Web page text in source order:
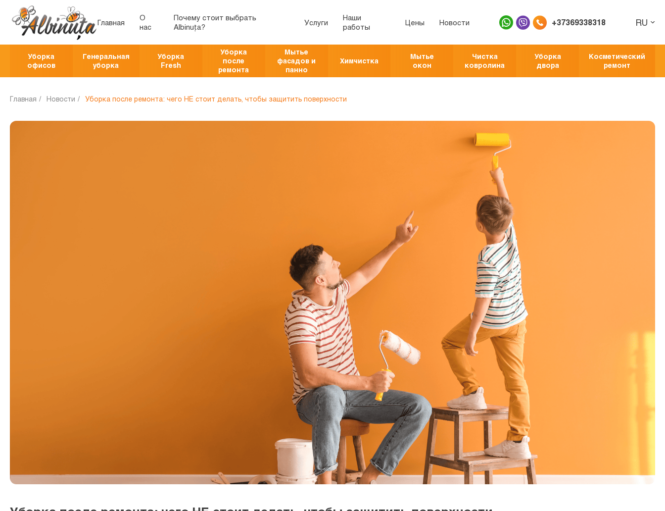
Главная
О
нас
Почему стоит выбрать
Albinuța?
Услуги
Наши
работы
Цены Новости +37369338318 RU
Уборка
офисов
Генеральная
уборка
Уборка
Fresh
Уборка
после
ремонта
Мытье
фасадов и
панно
Химчистка
Мытье
окон
Чистка
ковролина
Уборка
двора
Косметический
ремонт
Главная Новости Уборка после ремонта: чего НЕ стоит делать, чтобы защитить поверхности